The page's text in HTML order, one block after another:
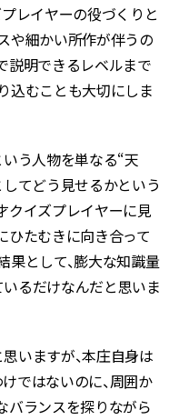
プレイヤーの役づくりと
や細かい所作が伴うの
説明できるレベルまで
込むことも大切にしま
う人物を単なる“天
てどう見せるかという
クイズプレイヤーに見
ひたむきに向き合って
果として、膨大な知識量
るだけなんだと思いま
いますが、本庄自身は
ではないのに、周囲か
バランスを探りながら